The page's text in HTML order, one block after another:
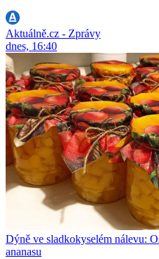
Aktuálně.cz - Zprávy
dnes, 16:40
Dýně ve sladkokyselém nálevu:
ananasu